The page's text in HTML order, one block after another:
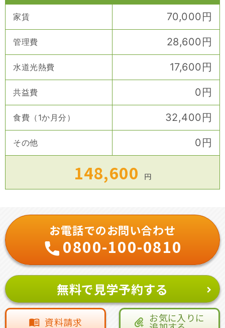
家賃 70,000円
管理費 28,600円
水道光熱費 17,600円
共益費 0円
食費（1か月分） 32,400円
その他 0円
148,600 円
お電話でのお問い合わせ
0800-100-0810
無料で見学予約する
資料請求 お気に入りに